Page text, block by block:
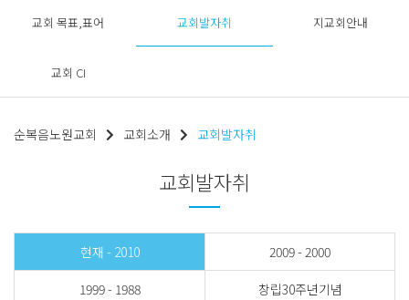
교회 목표,표어 교회발자취 지교회안내
교회 CI
순복음노원교회 교회소개 교회발자취
교회발자취
현재 - 2010 2009 - 2000
1999 - 1988 창립30주년기념